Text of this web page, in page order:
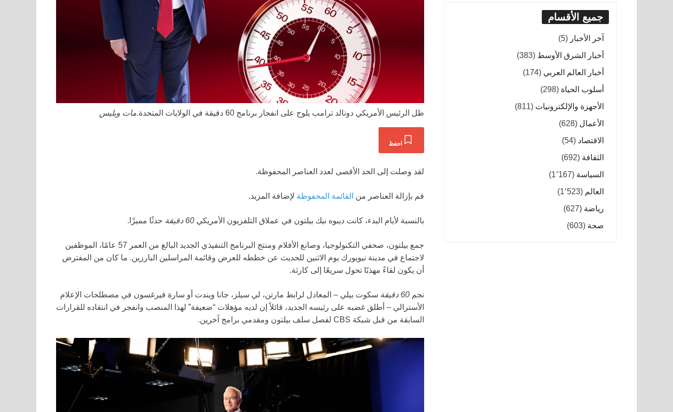
ظل الرئيس الأمريكي دونالد ترامب يلوح على انفجار برنامج 60 دقيقة في الولايات المتحدة. مات ويليس
احفظ
لقد وصلت إلى الحد الأقصى لعدد العناصر المحفوظة.
قم بإزالة العناصر من القائمة المحفوظة لإضافة المزيد.
بالنسبة لأيام البدء، كانت ديبوه نيك بيلتون في عملاق التلفزيون الأمريكي 60 دقيقة حدثًا مميزًا.
جمع بيلتون، صحفي التكنولوجيا، وصانع الأفلام ومنتج البرنامج التنفيذي الجديد البالغ من العمر 57 عامًا، الموظفين
لاجتماع في مدينة نيويورك يوم الاثنين للحديث عن خططه للعرض وقائمة المراسلين البارزين. ما كان من المفترض
أن يكون لقاءً مهذبًا تحول سريعًا إلى كارثة.
نجم 60 دقيقة
سكوت بيلي – المعادل لرابط مارتن، لي سيلز، جانا ويندت أو سارة فيرغسون في مصطلحات الإعلام
الأسترالي – أطلق غضبه على رئيسه الجديد، قائلاً إن لديه مؤهلات “ضعيفة” لهذا المنصب وانفجر في انتقاده للقرارات
السابقة من قبل شبكة CBS لفصل سلف بيلتون ومقدمي برامج آخرين.
جميع الأقسام
آخر الأخبار (5)
أخبار الشرق الأوسط (383)
أخبار العالم العربي (174)
أسلوب الحياة (298)
الأجهزة والإلكترونيات (811)
الأعمال (628)
الاقتصاد (54)
الثقافة (692)
السياسة (1٬167)
العالم (1٬523)
رياضة (627)
صحة (603)